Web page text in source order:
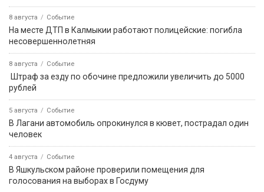
8 августа Событие
На месте ДТП в Калмыкии работают полицейские: погибла
несовершеннолетняя
8 августа Событие
️ Штраф за езду по обочине предложили увеличить до 5000
рублей
5 августа Событие
В Лагани автомобиль опрокинулся в кювет, пострадал один
человек
4 августа Событие
В Яшкульском районе проверили помещения для
голосования на выборах в Госдуму